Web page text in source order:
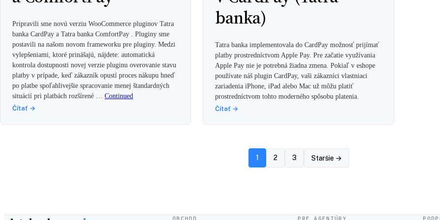
Pripravili sme novú verziu WooCommerce pluginov Tatra
banka CardPay a Tatra banka ComfortPay . Pluginy sme
postavili na našom novom frameworku pre pluginy. Medzi
vylepšeniami, ktoré prinášajú, nájdete: automatická
kontrola dostupnosti novej verzie pluginu overovanie stavu
platby v prípade, keď zákazník opustí proces nákupu hneď
po platbe spoľahlivejšie spracovanie menej štandardných
situácií pri platbách rozšírené … Continued
Čítať →
banka)
Tatra banka implementovala do CardPay možnosť prijímať
platby prostredníctvom Apple Pay. Pre začatie využívania
Apple Pay nie je potrebná žiadna zmena. Pokiaľ v eshope
používate náš plugin CardPay, vaši zákazníci vlastniaci
zariadenia iPhone, iPad alebo Mac už môžu platiť
prostredníctvom tohto moderného spôsobu platenia.
Čítať →
Stránkovanie
1 2 3 Staršie →
OBCHOD PRE AGENTÚRY